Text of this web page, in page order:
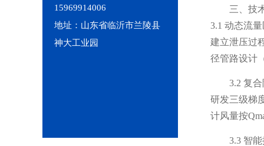
15969914006
地址：山东省临沂市兰陵县
神大工业园
三、技
3.1 动态流
建立泄压过
径管路设计
3.2 复
研发三级梯
计风量按
3.3 智